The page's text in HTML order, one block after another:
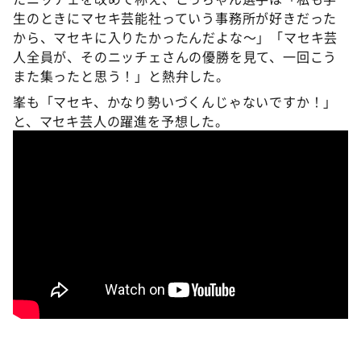
生のときにマセキ芸能社っていう事務所が好きだった
から、マセキに入りたかったんだよな～」「マセキ芸
人全員が、そのニッチェさんの優勝を見て、一回こう
また集ったと思う！」と熱弁した。
峯も「マセキ、かなり勢いづくんじゃないですか！」
と、マセキ芸人の躍進を予想した。